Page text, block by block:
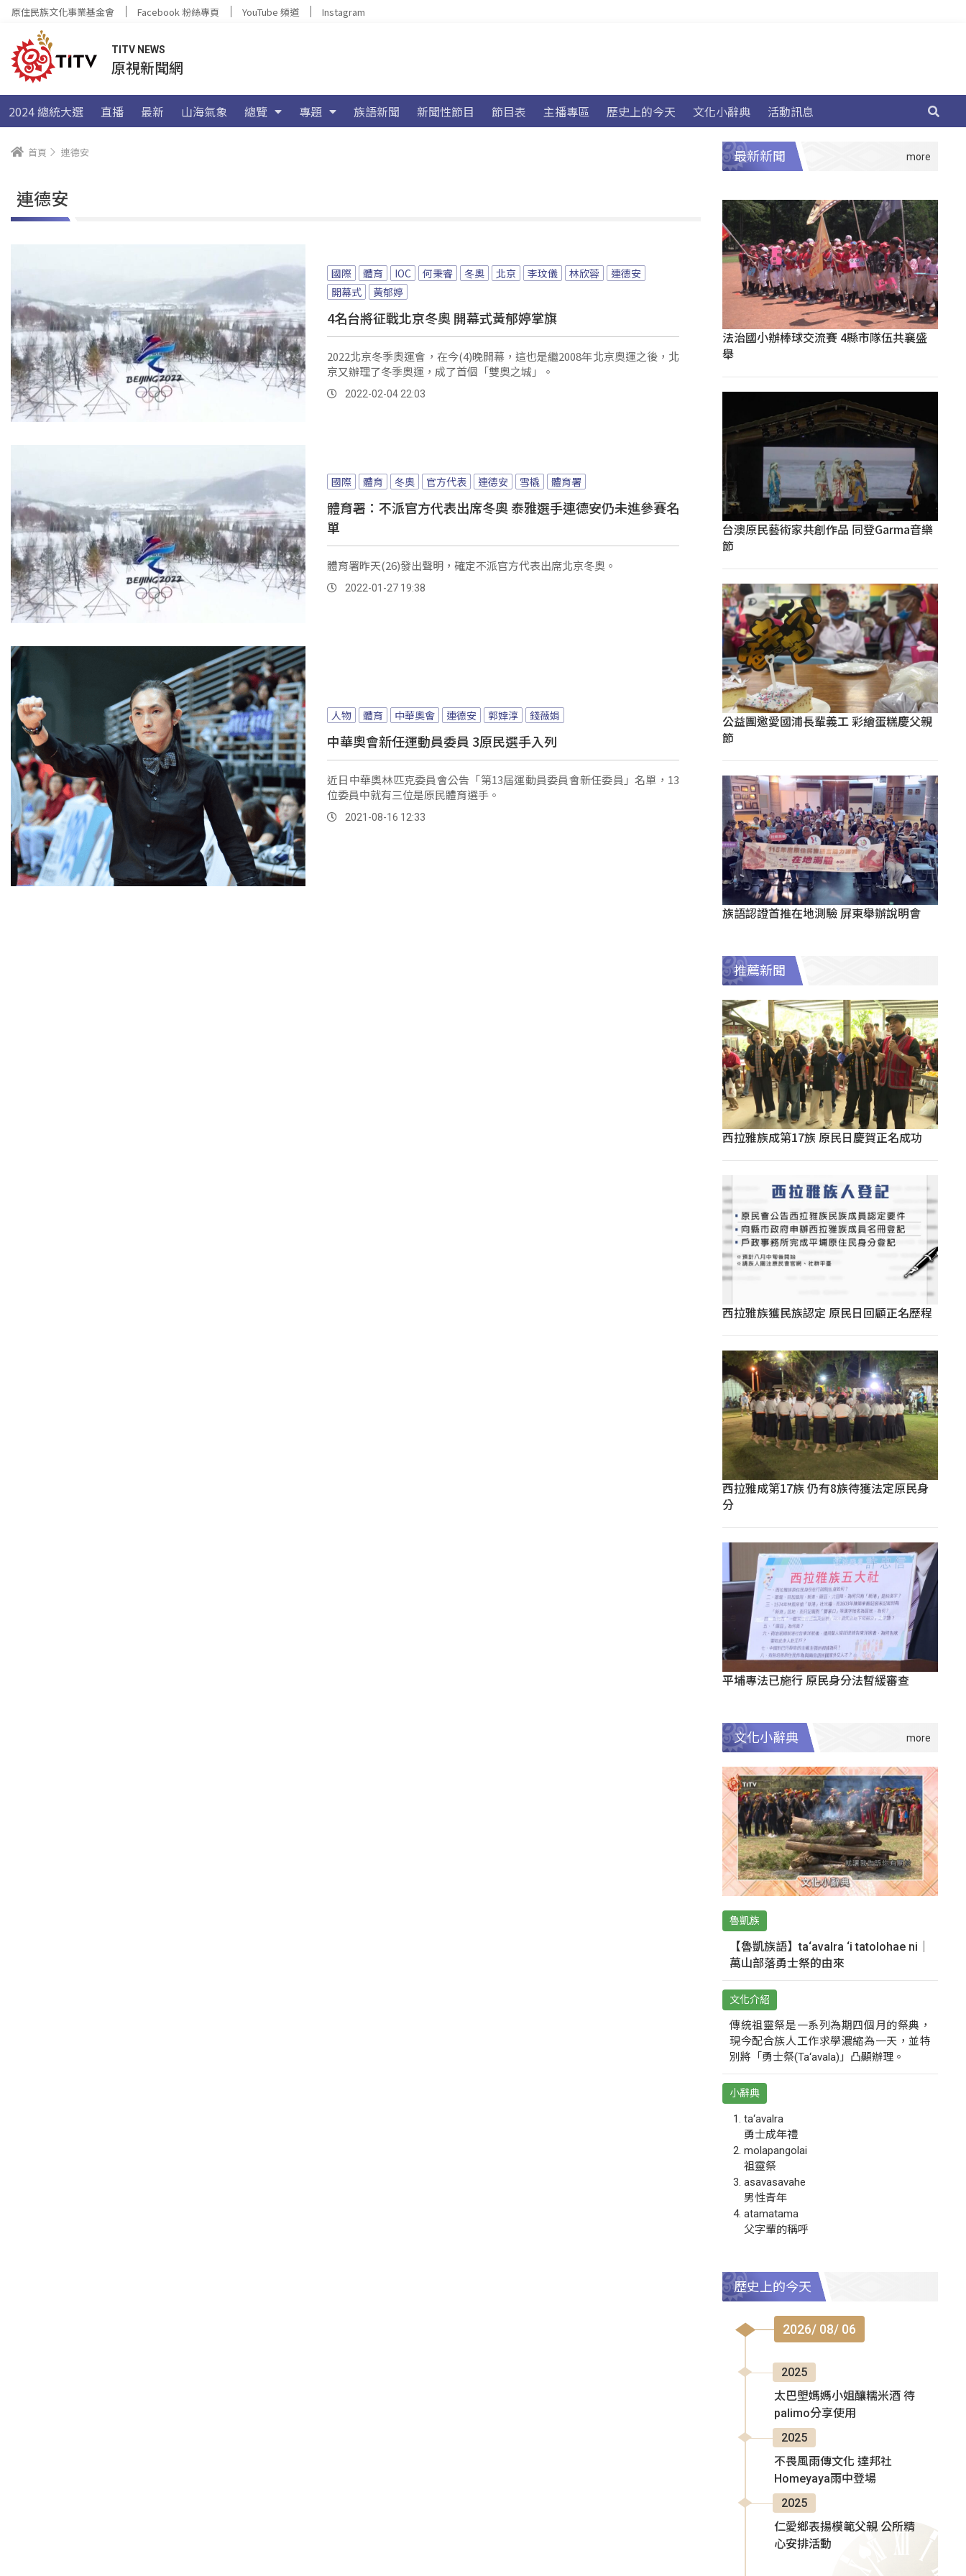
原住民族文化事業基金會 Facebook 粉絲專頁 YouTube 頻道 Instagram
TITV NEWS
原視新聞網
2024 總統大選 直播 最新 山海氣象 總覽 專題 族語新聞 新聞性節目 節目表 主播專區 歷史上的今天 文化小辭典 活動訊息
首頁 連德安
連德安
國際 體育 IOC 何秉睿 冬奧 北京 李玟儀 林欣蓉
連德安
開幕式
黃郁婷
4名台將征戰北京冬奧 開幕式黃郁婷掌旗
2022北京冬季奧運會，在今(4)晚開幕，這也是繼2008年北京奧運之後，北
京又辦理了冬季奧運，成了首個「雙奧之城」。
2022-02-04 22:03
國際 體育 冬奧 官方代表 連德安 雪橇 體育署
體育署：不派官方代表出席冬奧 泰雅選手連德安仍未進參賽名
單
體育署昨天(26)發出聲明，確定不派官方代表出席北京冬奧。
2022-01-27 19:38
人物 體育 中華奧會 連德安 郭婞淳 錢薇娟
中華奧會新任運動員委員 3原民選手入列
近日中華奧林匹克委員會公告「第13屆運動員委員會新任委員」名單，13
位委員中就有三位是原民體育選手。
2021-08-16 12:33
最新新聞
法治國小辦棒球交流賽 4縣市隊伍共襄盛
舉
台澳原民藝術家共創作品 同登Garma音樂
節
公益團邀愛國浦長輩義工 彩繪蛋糕慶父親
節
族語認證首推在地測驗 屏東舉辦說明會
推薦新聞
西拉雅族成第17族 原民日慶賀正名成功
西拉雅族獲民族認定 原民日回顧正名歷程
西拉雅成第17族 仍有8族待獲法定原民身
分
平埔專法已施行 原民身分法暫緩審查
文化小辭典
魯凱族
【魯凱族語】ta‘avalra ‘i tatolohae ni｜
萬山部落勇士祭的由來
文化介紹
傳統祖靈祭是一系列為期四個月的祭典，
現今配合族人工作求學濃縮為一天，並特
別將「勇士祭(Ta‘avala)」凸顯辦理。
小辭典
ta‘avalra
勇士成年禮
molapangolai
祖靈祭
asavasavahe
男性青年
atamatama
父字輩的稱呼
歷史上的今天
2026/ 08/ 06
2025
太巴塱媽媽小姐釀糯米酒 待
palimo分享使用
2025
不畏風雨傳文化 達邦社
Homeyaya雨中登場
2025
仁愛鄉表揚模範父親 公所精
心安排活動